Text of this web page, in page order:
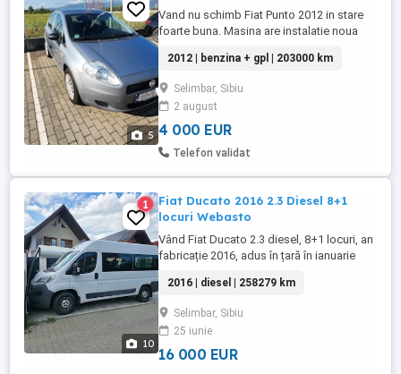
5
Vand nu schimb Fiat Punto 2012 in stare
foarte buna. Masina are instalatie noua
curea accesorii, ulei + toate filtrele,
macarale geamuri spate, bujii iridium,
bobina inducție, ulei cutie viteze. Masina
nu este lovita sau zgariata. Nu are martori
aprinsi in bord ...
2012 | benzina + gpl | 203000 km
Selimbar, Sibiu
2 august
4 000 EUR
Telefon validat
10
1
Fiat Ducato 2016 2.3 Diesel 8+1
locuri Webasto
Vând Fiat Ducato 2.3 diesel, 8+1 locuri, an
fabricație 2016, adus în țară în ianuarie
bună, cu multe îmbunătățiri făcute recent.
Kilometraj: 258.279 km Dotări: - Webasto
(încălzire auxiliară) - Motor 2.3 diesel, 110
kW - Aer condiționat - Geamuri electrice ...
2016 | diesel | 258279 km
Selimbar, Sibiu
25 iunie
16 000 EUR